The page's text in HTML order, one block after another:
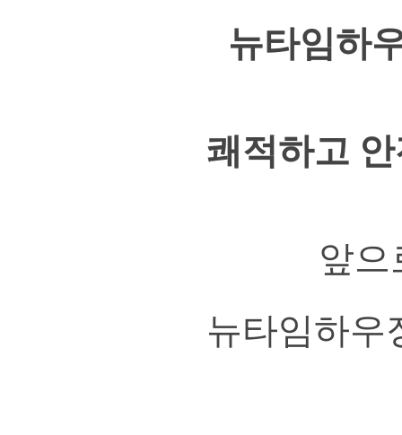
뉴타임하
쾌적하고
앞
뉴타임하우